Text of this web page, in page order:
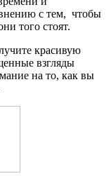
с тем, чтобы
того стоят.
красивую
взгляды
на то, как вы